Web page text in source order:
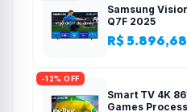
Samsung
Q7F 2025
R$ 5.896,68
-12% OFF
Smart TV 4K
Games